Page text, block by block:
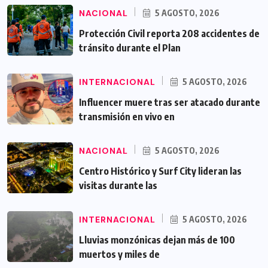
NACIONAL 5 AGOSTO, 2026
Protección Civil reporta 208 accidentes de
tránsito durante el Plan
INTERNACIONAL 5 AGOSTO, 2026
Influencer muere tras ser atacado durante
transmisión en vivo en
NACIONAL 5 AGOSTO, 2026
Centro Histórico y Surf City lideran las
visitas durante las
INTERNACIONAL 5 AGOSTO, 2026
Lluvias monzónicas dejan más de 100
muertos y miles de